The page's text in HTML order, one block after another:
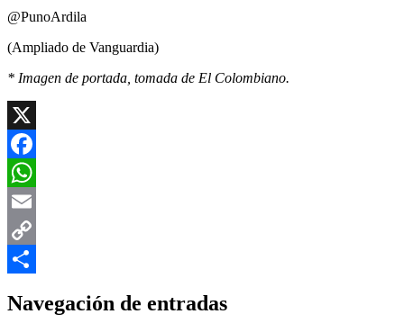
@PunoArdila
(Ampliado de Vanguardia)
* Imagen de portada, tomada de El Colombiano.
X
Facebook
WhatsApp
Email
Copy
Navegación de entradas